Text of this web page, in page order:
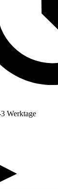
Werktage